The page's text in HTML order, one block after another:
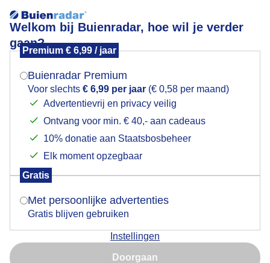
Welkom bij Buienradar, hoe wil je verder
gaan?
Premium € 6,99 / jaar
Buienradar Premium
Voor slechts € 6,99 per jaar (€ 0,58 per maand)
Advertentievrij en privacy veilig
Ontvang voor min. € 40,- aan cadeaus
10% donatie aan Staatsbosbeheer
Elk moment opzegbaar
Gratis
Met persoonlijke advertenties
Gratis blijven gebruiken
Instellingen
Doorgaan
Vlaggen Wimpels Tassen Oranje Rood Wit Blauw
Door: John Dalhuijsen Gemaakt: 12-06-2026, 35x bekeken
Mogen we je locatie gebruiken voor het
Indien je hier nog geen akkoord op hebt gegeven,
verschijnt er zo een pop-up uit je browser waarin
Is goed, toon de popup
Nu niet, misschien later